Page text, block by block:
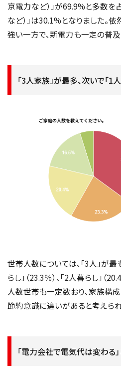
京電力など）」が69.9%と多数を
など）」は30.1%となりました。
強い一方で、新電力も一定の普及
「3人家族」が最多、次いで「1
世帯人数については、「3人」が最
らし」（23.3％）、「2人暮らし」（
人数世帯も一定数おり、家族構
節約意識に違いがあると考えられ
「電力会社で電気代は変わる